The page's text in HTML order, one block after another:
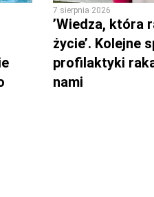
7 sierpnia 2026
’Wiedza, która
życie’. Kolejne
profilaktyki
nami